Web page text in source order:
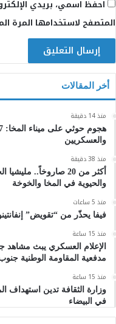
احفظ اسمي، بريدي
المتصفح لاستخدامها المرة
أخر المقالات
منذ 14 دقيقة
والعسكريين
منذ 38 دقيقة
أكثر من 20 صاروخاً..
والحيوية في المخا والخوخة
منذ 5 ساعات
فيفا يحذّر من “تقويض”
منذ 15 ساعة
الإعلام العسكري يبث مشاهد
مدفعية المقاومة الوطنية
منذ 15 ساعة
وزارة الثقافة تدين استهداف
في البيضاء